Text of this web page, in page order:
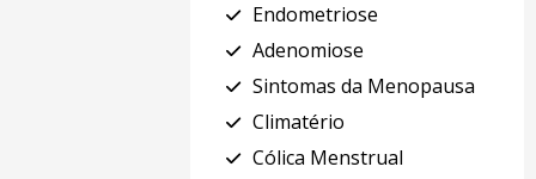
Endometriose
Adenomiose
Sintomas da Menopausa
Climatério
Cólica Menstrual